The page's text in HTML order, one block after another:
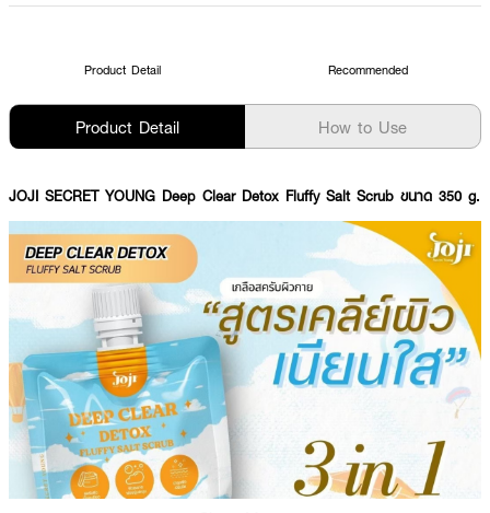
Product Detail Recommended
Product Detail How to Use
JOJI SECRET YOUNG Deep Clear Detox Fluffy Salt Scrub ขนาด 350 g.